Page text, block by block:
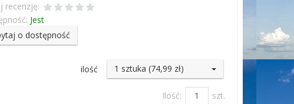
recenzję:
Jest
o dostępność
ilość 1 sztuka (74,99 zł)
Ilość: szt.